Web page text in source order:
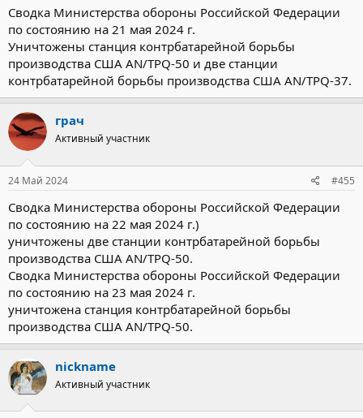
Сводка Министерства обороны Российской Федерации
по состоянию на 21 мая 2024 г.
Уничтожены станция контрбатарейной борьбы
производства США AN/TPQ-50 и две станции
контрбатарейной борьбы производства США AN/TPQ-37.
грач
Активный участник
24 Май 2024 #455
Сводка Министерства обороны Российской Федерации
по состоянию на 22 мая 2024 г.)
уничтожены две станции контрбатарейной борьбы
производства США AN/TPQ-50.
Сводка Министерства обороны Российской Федерации
по состоянию на 23 мая 2024 г.
уничтожена станция контрбатарейной борьбы
производства США AN/TPQ-50.
nickname
Активный участник